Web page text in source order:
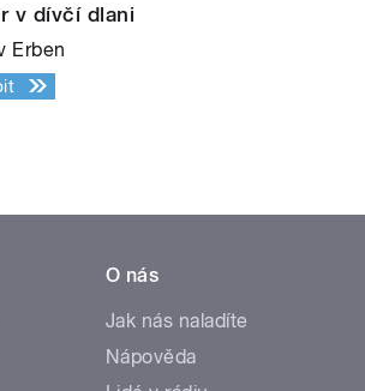
v dívčí dlani
Erben
O nás
Jak nás naladíte
Nápověda